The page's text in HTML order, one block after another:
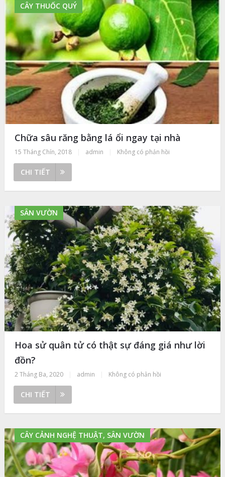
CÂY THUỐC QUÝ
Chữa sâu răng bằng lá ổi ngay tại nhà
15 Tháng Chín, 2018 admin Không có phản hồi
CHI TIẾT
SÂN VƯỜN
Hoa sử quân tử có thật sự đáng giá như lời
đồn?
2 Tháng Ba, 2020 admin Không có phản hồi
CHI TIẾT
CÂY CẢNH NGHỆ THUẬT, SÂN VƯỜN